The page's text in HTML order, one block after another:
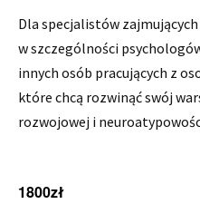
Dla specjalistów
w szczególności
innych osób pracujących z
które chcą rozwinąć swój
rozwojowej i
1800zł